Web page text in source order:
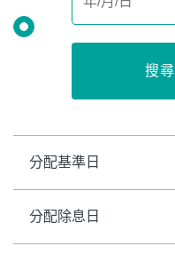
搜尋
分配基準日
分配除息日